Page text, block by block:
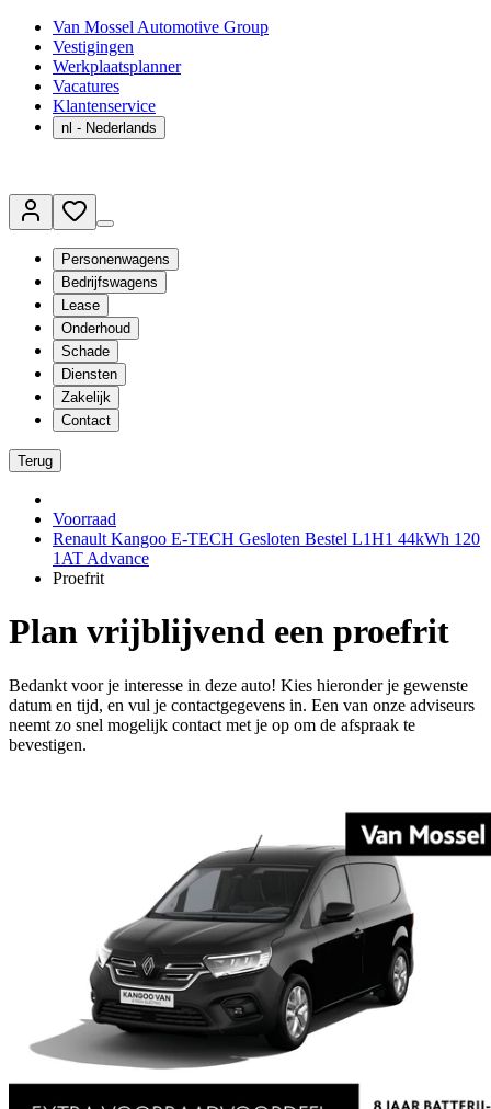
Van Mossel Automotive Group
Vestigingen
Werkplaatsplanner
Vacatures
Klantenservice
nl - Nederlands
Personenwagens
Bedrijfswagens
Lease
Onderhoud
Schade
Diensten
Zakelijk
Contact
Terug
Voorraad
Renault Kangoo E-TECH Gesloten Bestel L1H1 44kWh 120
1AT Advance
Proefrit
Plan vrijblijvend een proefrit
Bedankt voor je interesse in deze auto! Kies hieronder je gewenste
datum en tijd, en vul je contactgegevens in. Een van onze adviseurs
neemt zo snel mogelijk contact met je op om de afspraak te
bevestigen.